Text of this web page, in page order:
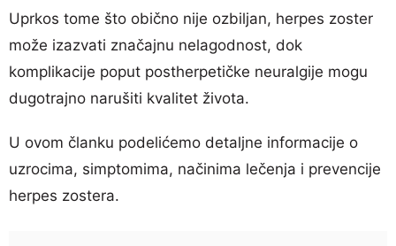
Uprkos tome što obično nije ozbiljan, herpes zoster
može izazvati značajnu nelagodnost, dok
komplikacije poput postherpetičke neuralgije mogu
dugotrajno narušiti kvalitet života.
U ovom članku podelićemo detaljne informacije o
uzrocima, simptomima, načinima lečenja i prevencije
herpes zostera.